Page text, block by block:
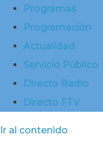
Programas
Programación
Actualidad
Servicio Público
Directo Radio
Directo FTV
Ir al contenido